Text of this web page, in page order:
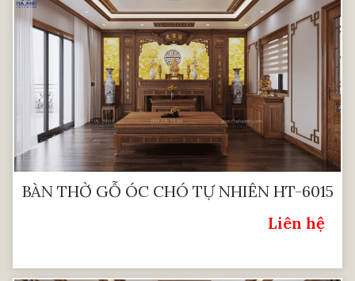
BÀN THỜ GỖ ÓC CHÓ TỰ NHIÊN HT-6015
Liên hệ